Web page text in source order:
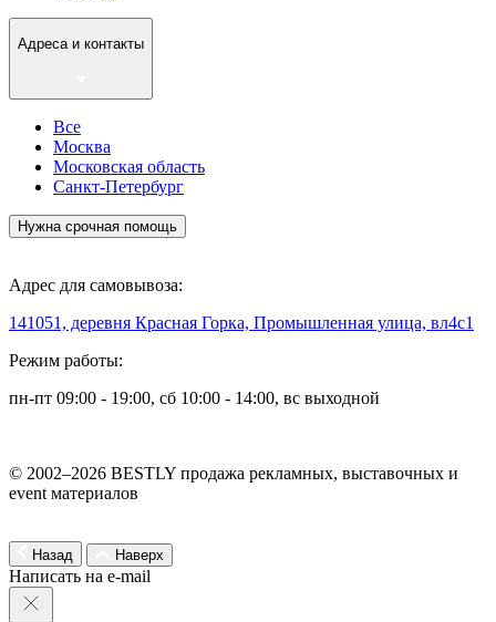
Адреса и контакты
Все
Москва
Московская область
Санкт-Петербург
Нужна срочная помощь
Адрес для самовывоза:
141051, деревня Красная Горка, Промышленная улица, вл4с1
Режим работы:
пн-пт 09:00 - 19:00, сб 10:00 - 14:00, вс выходной
© 2002–2026 BESTLY продажа рекламных, выставочных и
event материалов
Назад Наверх
Написать на e-mail